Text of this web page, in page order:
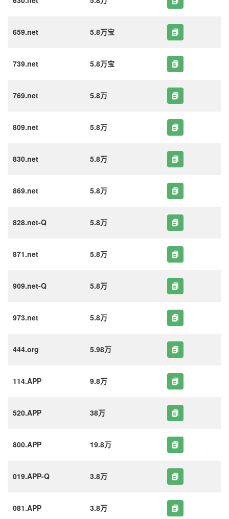
659.net 5.8万宝
739.net 5.8万宝
769.net 5.8万
809.net 5.8万
830.net 5.8万
869.net 5.8万
828.net-Q 5.8万
871.net 5.8万
909.net-Q 5.8万
973.net 5.8万
444.org 5.98万
114.APP 9.8万
520.APP 38万
800.APP 19.8万
019.APP-Q 3.8万
081.APP 3.8万